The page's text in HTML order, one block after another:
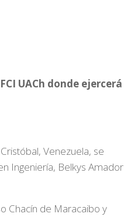
UACh donde ejercerá
Venezuela, se
Ingeniería, Belkys Amador
Chacín de Maracaibo y